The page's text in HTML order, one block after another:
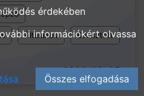
Általános Beosztott
2026. 08. 05.
érdekében
információkért olvassa
Összes elfogadása